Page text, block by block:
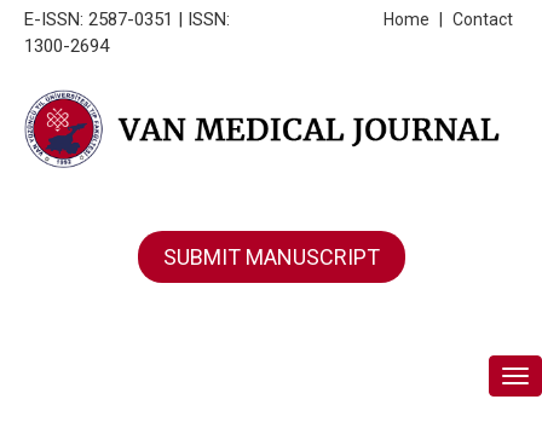
E-ISSN: 2587-0351 | ISSN:
1300-2694
Contact
Home
SUBMIT MANUSCRIPT